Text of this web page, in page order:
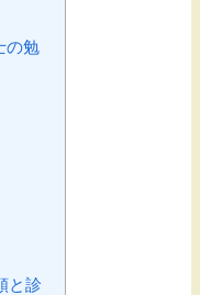
の勉
と診